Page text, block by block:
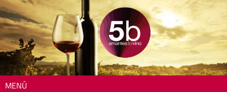
MENÚ